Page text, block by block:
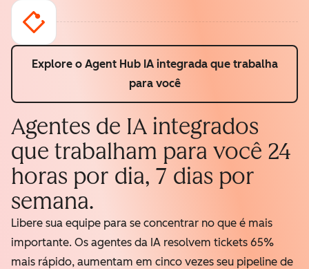
Explore o Agent Hub IA integrada que trabalha
para você
Agentes de IA integrados
que trabalham para você 24
horas por dia, 7 dias por
semana.
Libere sua equipe para se concentrar no que é mais
importante. Os agentes da IA resolvem tickets 65%
mais rápido, aumentam em cinco vezes seu pipeline de